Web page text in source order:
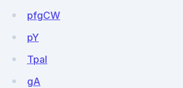
pfgCW
pY
Tpal
gA